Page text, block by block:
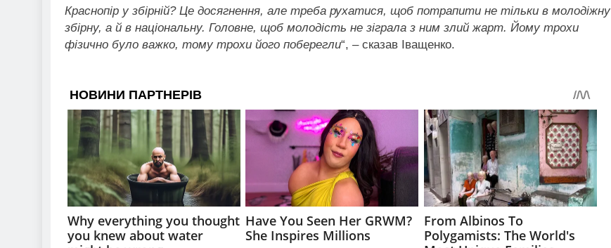
Краснопір у збірній? Це досягнення, але треба рухатися, щоб потрапити не тільки в молодіжну
збірну, а й в національну. Головне, щоб молодість не зіграла з ним злий жарт. Йому трохи
фізично було важко, тому трохи його поберегли“, – сказав Іващенко.